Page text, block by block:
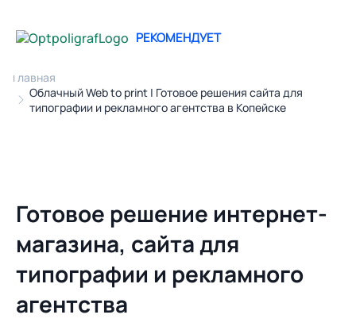
Главная
Облачный Web to print | Готовое решения сайта для
типографии и рекламного агентства в Копейске
РЕКОМЕНДУЕТ
Готовое решение интернет-
магазина, сайта для
типографии и рекламного
агентства